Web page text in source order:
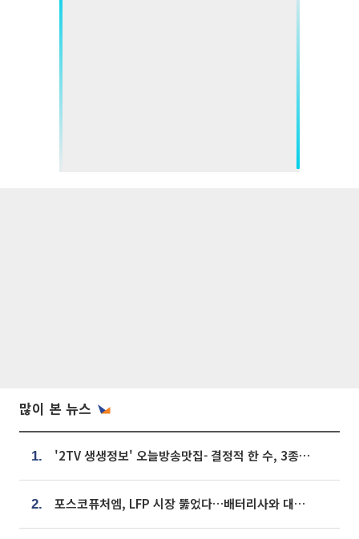
많이 본 뉴스
1. '2TV 생생정보' 오늘방송맛집- 결정적 한 수, 3종 메밀면! 메밀 소바 맛집 '의○○○○'
2. 포스코퓨처엠, LFP 시장 뚫었다…배터리사와 대규모 장기 공급 합의